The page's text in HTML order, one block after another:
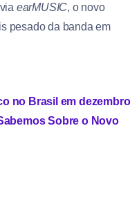
earMUSIC, o novo
pesado da banda em
no Brasil em dezembro
Sobre o Novo